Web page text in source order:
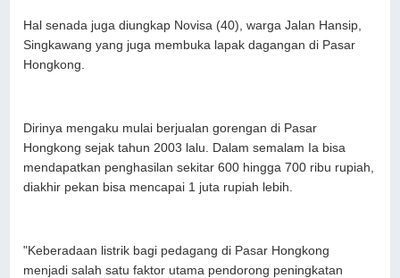
Hal senada juga diungkap Novisa (40), warga Jalan Hansip,
Singkawang yang juga membuka lapak dagangan di Pasar
Hongkong.
Dirinya mengaku mulai berjualan gorengan di Pasar
Hongkong sejak tahun 2003 lalu. Dalam semalam Ia bisa
mendapatkan penghasilan sekitar 600 hingga 700 ribu rupiah,
diakhir pekan bisa mencapai 1 juta rupiah lebih.
"Keberadaan listrik bagi pedagang di Pasar Hongkong
menjadi salah satu faktor utama pendorong peningkatan